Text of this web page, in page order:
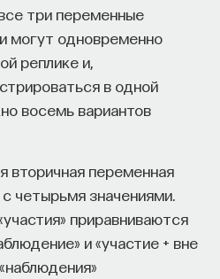
три переменные
могут одновременно
реплике и,
в одной
восемь вариантов
вторичная переменная
четырьмя значениями.
приравниваются
и «участие + вне